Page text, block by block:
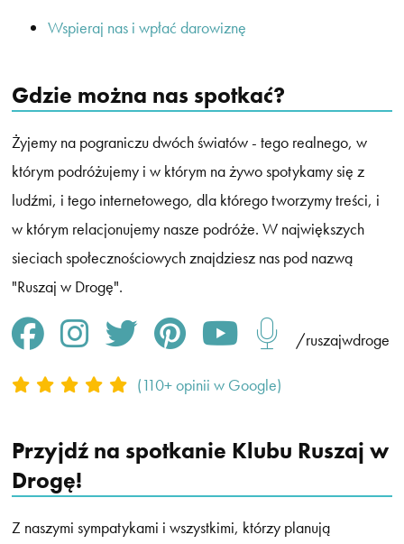
Wspieraj nas i wpłać darowiznę
Gdzie można nas spotkać?
Żyjemy na pograniczu dwóch światów - tego realnego, w
którym podróżujemy i w którym na żywo spotykamy się z
ludźmi, i tego internetowego, dla którego tworzymy treści, i
w którym relacjonujemy nasze podróże. W największych
sieciach społecznościowych znajdziesz nas pod nazwą
"Ruszaj w Drogę".
Ruszaj w Drogę na Facebooku
Ruszaj w Drogę na Instagramie
Ruszaj w drogę na Twitterze
Ruszaj w Drogę na Pintereście
Ruszaj w Drogę na
Podcast Ruszaj
/ruszajwdroge
(110+ opinii w Google)
Przyjdź na spotkanie Klubu Ruszaj w
Drogę!
Z naszymi sympatykami i wszystkimi, którzy planują